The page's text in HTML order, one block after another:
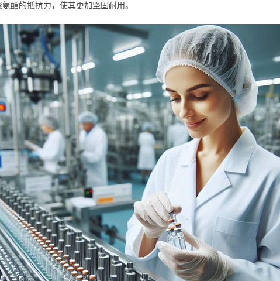
酯的抵抗力，使其更加坚固耐用。